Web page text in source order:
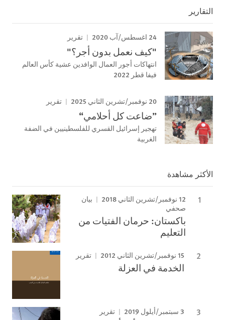
التقارير
24 اغسطس/آب 2020 تقرير
"كيف نعمل بدون أجر؟"
انتهاكات أجور العمال الوافدين عشية كأس العالم
فيفا قطر 2022
20 نوفمبر/تشرين الثاني 2025 تقرير
”ضاعت كل أحلامي“
تهجير إسرائيل القسري للفلسطينيين في الضفة
الغربية
الأكثر مشاهدة
12 نوفمبر/تشرين الثاني 2018
بيان
صحفي
باكستان: حرمان الفتيات من
التعليم
15 نوفمبر/تشرين الثاني 2012 تقرير
الخدمة في العزلة
3 سبتمبر/أيلول 2019 تقرير